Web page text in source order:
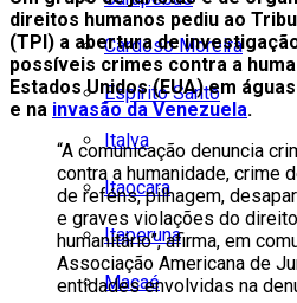
Cardoso Moreira
Espírito Santo
Italva
Itaocara
Itaperuna
Macaé
direitos humanos pediu ao
(TPI) a abertura de
possíveis crimes contra a
Estados Unidos (EUA) em
e na invasão da Venezuela.
“A comunicação denuncia
contra a humanidade, crime
de reféns, pilhagem,
e graves violações do
humanitário”, afirma, em
Associação Americana de
entidades envolvidas na